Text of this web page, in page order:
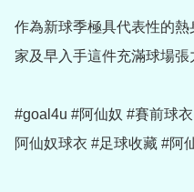
作為新球季極具代表性的
家及早入手這件充滿球場張
#goal4u #阿仙奴 #賽前球
阿仙奴球衣 #足球收藏 #阿